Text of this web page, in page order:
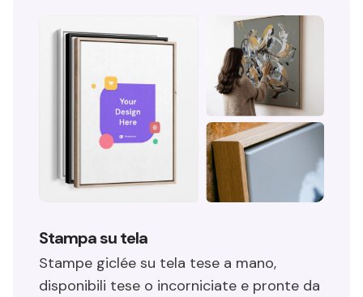
Stampa su tela
Stampe giclée su tela tese a mano,
disponibili tese o incorniciate e pronte da